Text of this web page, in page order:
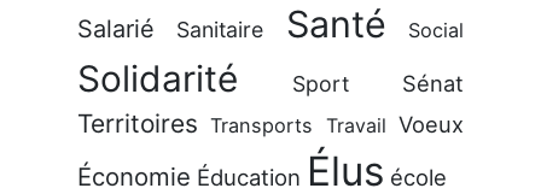
Salarié Sanitaire Santé Social
Solidarité Sport Sénat
Territoires Transports Travail Voeux
Économie Éducation Élus école